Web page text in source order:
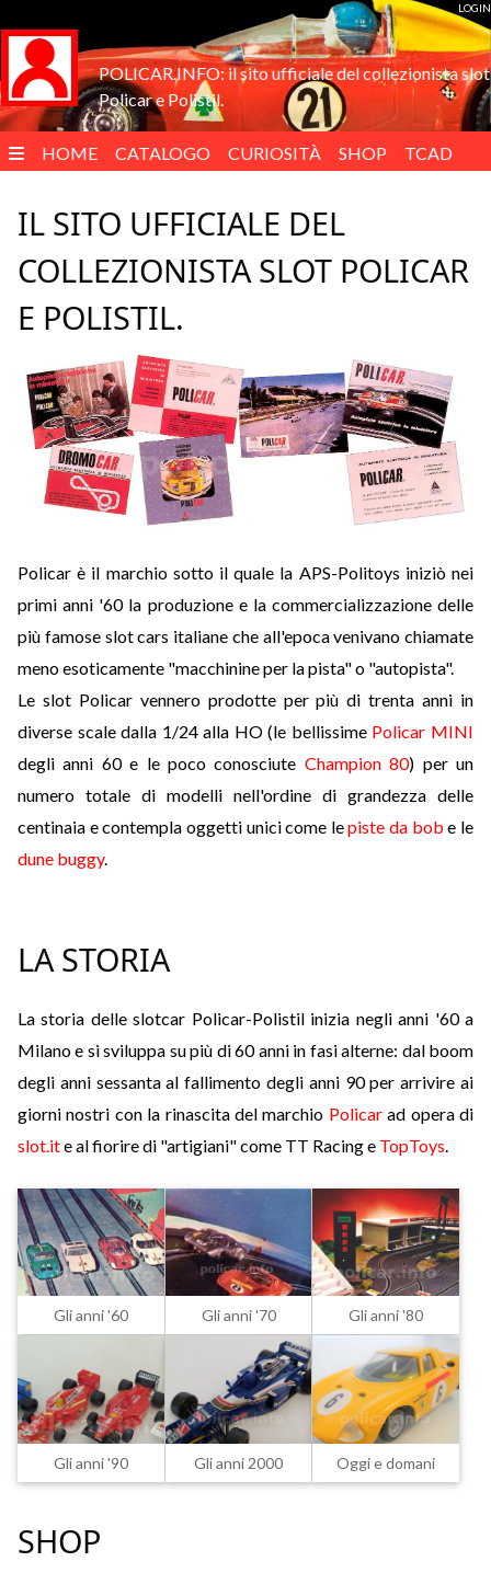
LOGIN
POLICAR.INFO: il sito ufficiale del collezionista slot
Policar e Polistil.
HOME CATALOGO CURIOSITÀ SHOP TCAD
IL SITO UFFICIALE DEL
COLLEZIONISTA SLOT POLICAR
E POLISTIL.
Policar è il marchio sotto il quale la APS-Politoys iniziò nei
primi anni '60 la produzione e la commercializzazione delle
più famose slot cars italiane che all'epoca venivano chiamate
meno esoticamente "macchinine per la pista" o "autopista".
Le slot Policar vennero prodotte per più di trenta anni in
diverse scale dalla 1/24 alla HO (le bellissime Policar MINI
degli anni 60 e le poco conosciute Champion 80) per un
numero totale di modelli nell'ordine di grandezza delle
centinaia e contempla oggetti unici come lepiste da bob e le
dune buggy.
LA STORIA
La storia delle slotcar Policar-Polistil inizia negli anni '60 a
Milano e si sviluppa su più di 60 anni in fasi alterne: dal boom
degli anni sessanta al fallimento degli anni 90 per arrivire ai
giorni nostri con la rinascita del marchio Policarad opera di
slot.ite al fiorire di "artigiani" come TT Racing e TopToys.
Gli anni '60 Gli anni '70 Gli anni '80
Gli anni '90 Gli anni 2000 Oggi e domani
SHOP